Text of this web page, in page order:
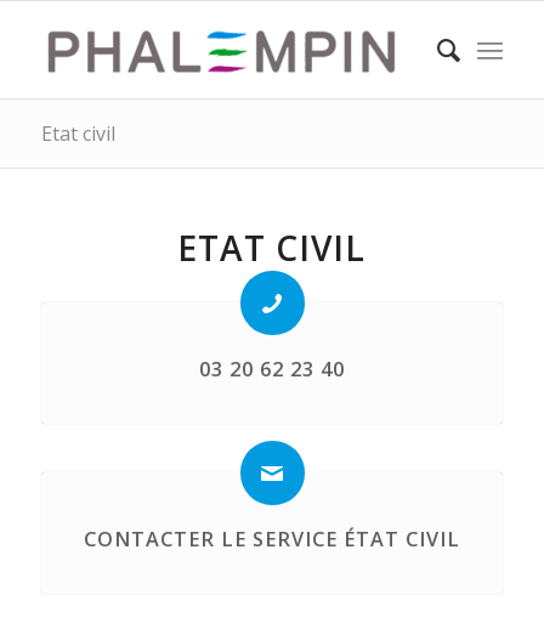
Etat civil
ETAT CIVIL
03 20 62 23 40
CONTACTER LE SERVICE ÉTAT CIVIL